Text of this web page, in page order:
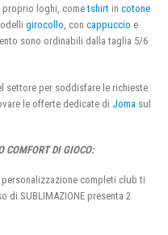
proprio loghi, cometshirt in cotone
girocollo, con cappuccio e
sono ordinabili dalla taglia 5/6
settore per soddisfare le richieste
le offerte dedicate di Joma sul
COMFORT DI GIOCO:
completi club ti
di SUBLIMAZIONE presenta 2